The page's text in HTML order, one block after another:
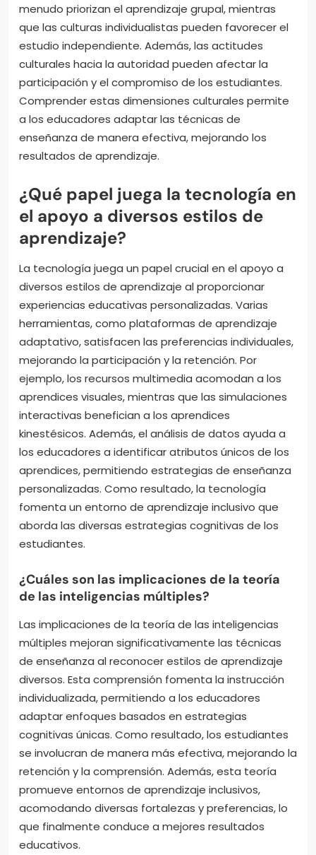
menudo priorizan el aprendizaje grupal, mientras
que las culturas individualistas pueden favorecer el
estudio independiente. Además, las actitudes
culturales hacia la autoridad pueden afectar la
participación y el compromiso de los estudiantes.
Comprender estas dimensiones culturales permite
a los educadores adaptar las técnicas de
enseñanza de manera efectiva, mejorando los
resultados de aprendizaje.
¿Qué papel juega la tecnología en
el apoyo a diversos estilos de
aprendizaje?
La tecnología juega un papel crucial en el apoyo a
diversos estilos de aprendizaje al proporcionar
experiencias educativas personalizadas. Varias
herramientas, como plataformas de aprendizaje
adaptativo, satisfacen las preferencias individuales,
mejorando la participación y la retención. Por
ejemplo, los recursos multimedia acomodan a los
aprendices visuales, mientras que las simulaciones
interactivas benefician a los aprendices
kinestésicos. Además, el análisis de datos ayuda a
los educadores a identificar atributos únicos de los
aprendices, permitiendo estrategias de enseñanza
personalizadas. Como resultado, la tecnología
fomenta un entorno de aprendizaje inclusivo que
aborda las diversas estrategias cognitivas de los
estudiantes.
¿Cuáles son las implicaciones de la teoría
de las inteligencias múltiples?
Las implicaciones de la teoría de las inteligencias
múltiples mejoran significativamente las técnicas
de enseñanza al reconocer estilos de aprendizaje
diversos. Esta comprensión fomenta la instrucción
individualizada, permitiendo a los educadores
adaptar enfoques basados en estrategias
cognitivas únicas. Como resultado, los estudiantes
se involucran de manera más efectiva, mejorando la
retención y la comprensión. Además, esta teoría
promueve entornos de aprendizaje inclusivos,
acomodando diversas fortalezas y preferencias, lo
que finalmente conduce a mejores resultados
educativos.